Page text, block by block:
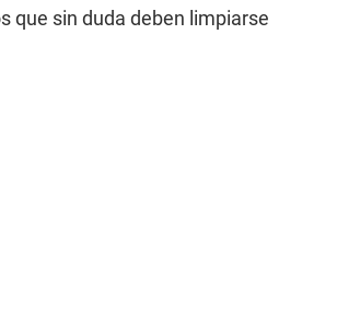
que sin duda deben limpiarse